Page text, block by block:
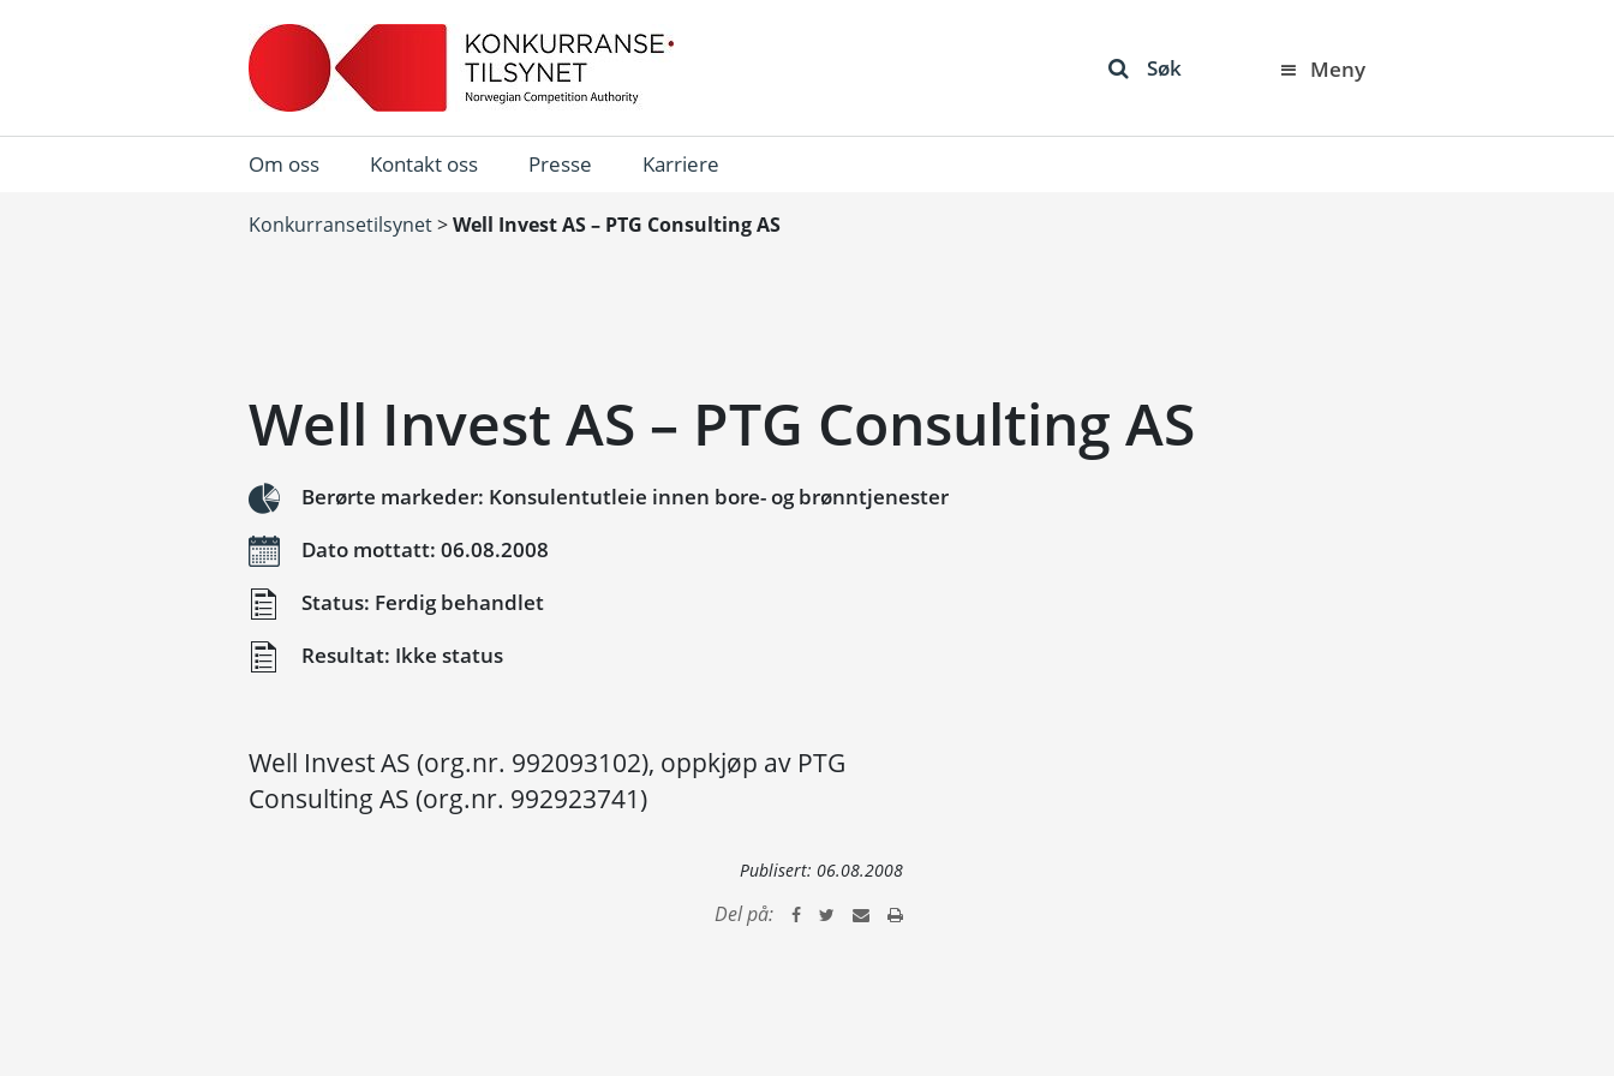
Søk Meny
Om oss Kontakt oss Presse Karriere
Konkurransetilsynet>Well Invest AS – PTG Consulting AS
Well Invest AS – PTG Consulting AS
Berørte markeder: Konsulentutleie innen bore- og brønntjenester
Dato mottatt: 06.08.2008
Status: Ferdig behandlet
Resultat: Ikke status
Well Invest AS (org.nr. 992093102), oppkjøp av PTG
Consulting AS (org.nr. 992923741)
Publisert: 06.08.2008
Del på: